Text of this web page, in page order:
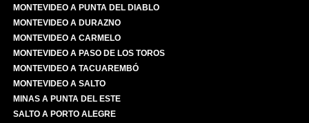
MONTEVIDEO A PUNTA DEL DIABLO
MONTEVIDEO A DURAZNO
MONTEVIDEO A CARMELO
MONTEVIDEO A PASO DE LOS TOROS
MONTEVIDEO A TACUAREMBÓ
MONTEVIDEO A SALTO
MINAS A PUNTA DEL ESTE
SALTO A PORTO ALEGRE